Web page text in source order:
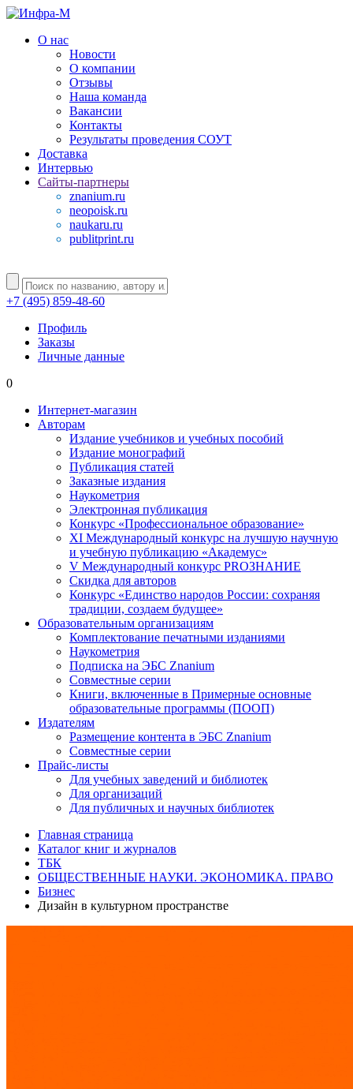
О нас
Новости
О компании
Отзывы
Наша команда
Вакансии
Контакты
Результаты проведения СОУТ
Доставка
Интервью
Сайты-партнеры
znanium.ru
neopoisk.ru
naukaru.ru
publitprint.ru
+7 (495) 859-48-60
Профиль
Заказы
Личные данные
0
Интернет-магазин
Авторам
Издание учебников и учебных пособий
Издание монографий
Публикация статей
Заказные издания
Наукометрия
Электронная публикация
Конкурс «Профессиональное образование»
XI Международный конкурс на лучшую научную
и учебную публикацию «Академус»
V Международный конкурс PROЗНАНИЕ
Скидка для авторов
Конкурс «Единство народов России: сохраняя
традиции, создаем будущее»
Образовательным организациям
Комплектование печатными изданиями
Наукометрия
Подписка на ЭБС Znanium
Совместные серии
Книги, включенные в Примерные основные
образовательные программы (ПООП)
Издателям
Размещение контента в ЭБС Znanium
Совместные серии
Прайс-листы
Для учебных заведений и библиотек
Для организаций
Для публичных и научных библиотек
Главная страница
Каталог книг и журналов
ТБК
ОБЩЕСТВЕННЫЕ НАУКИ. ЭКОНОМИКА. ПРАВО
Бизнес
Дизайн в культурном пространстве